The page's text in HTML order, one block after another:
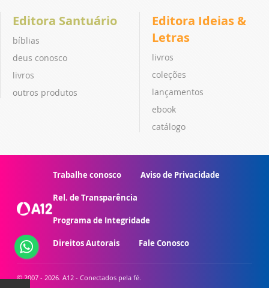
Editora Santuário
bíblias
deus conosco
livros
outros produtos
Editora Ideias &
Letras
livros
coleções
lançamentos
ebook
catálogo
Trabalhe conosco Aviso de Privacidade
Rel. de Transparência
Programa de Integridade
Direitos Autorais Fale Conosco
© 2007 - 2026. A12 - Conectados pela fé.